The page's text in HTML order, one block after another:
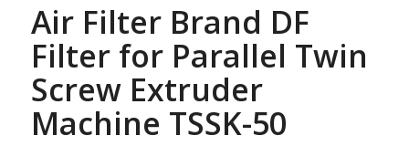
Air Filter Brand DF
Filter for Parallel Twin
Screw Extruder
Machine TSSK-50